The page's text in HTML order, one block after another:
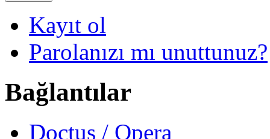
Kayıt ol
Parolanızı mı unuttunuz?
Bağlantılar
Doctus / Opera